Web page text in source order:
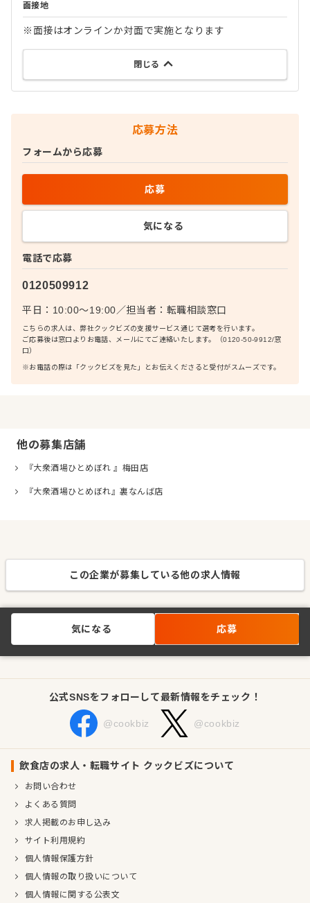
面接地
※面接はオンラインか対面で実施となります
閉じる
応募方法
電話で応募
0120509912
平日：10:00〜19:00／担当者： 転職相談窓口
こちらの求人は、弊社クックビズの支援サービス通じて選考を行います。
ご応募後は窓口よりお電話、メールにてご連絡いたします。（0120-50-9912/窓
口）
※お電話の際は「クックビズを見た」とお伝えくださると受付がスムーズです。
フォームから応募
応募
気になる
他の募集店舗
『大衆酒場ひとめぼれ 』梅田店
『大衆酒場ひとめぼれ』裏なんば店
この企業が募集している他の求人情報
気になる 応募
公式SNSをフォローして最新情報をチェック！
@cookbiz @cookbiz
飲食店の求人・転職サイト クックビズについて
お問い合わせ
よくある質問
求人掲載のお申し込み
サイト利用規約
個人情報保護方針
個人情報の取り扱いについて
個人情報に関する公表文